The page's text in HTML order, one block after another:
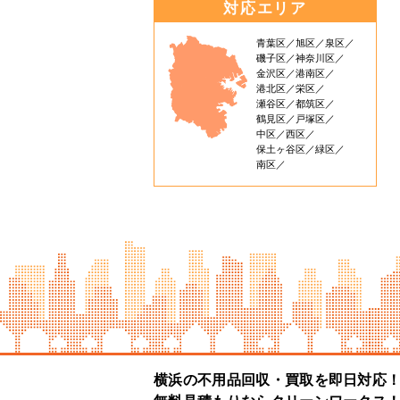
対応エリア
青葉区 旭区
泉区
磯子区
神奈川区
金沢区
港南区
港北区
栄区
瀬谷区
都筑区
鶴見区
戸塚区
中区
西区
保土ヶ谷区
緑区
南区
横浜の不用品回収・買取を即日対応